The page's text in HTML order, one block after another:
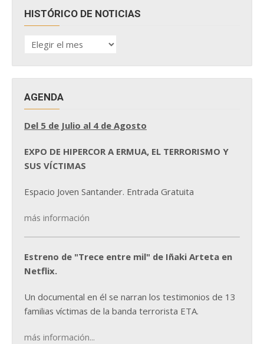
HISTÓRICO DE NOTICIAS
HISTÓRICO
DE
AGENDA
Del 5 de Julio al 4 de Agosto
EXPO DE HIPERCOR A ERMUA, EL TERRORISMO Y
SUS VÍCTIMAS
Espacio Joven Santander. Entrada Gratuita
más información
Estreno de "Trece entre mil" de Iñaki Arteta en
Netflix.
Un documental en él se narran los testimonios de 13
familias víctimas de la banda terrorista ETA.
más información...